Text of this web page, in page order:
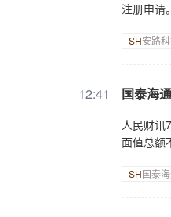
注册申请。
SH安路
12:41 国泰海
人民财讯
面值总额
SH国泰